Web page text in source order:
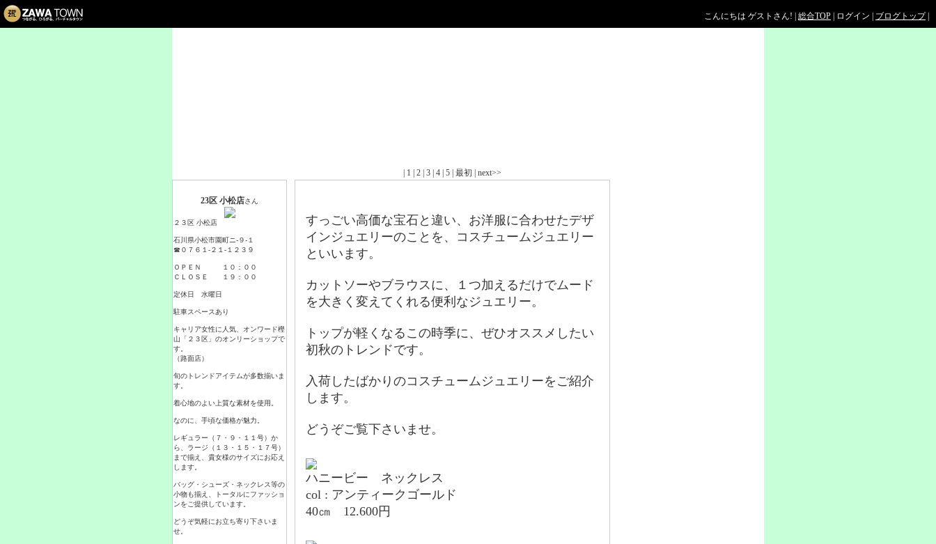
こんにちは ゲストさん! | 総合TOP | ログイン | ブログトップ|
23区 小松店さん
２３区 小松店
石川県小松市園町ニ-９-１
☎０７６１-２１-１２３９
ＯＰＥＮ １０：００
ＣＬＯＳＥ １９：００
定休日 水曜日
駐車スペースあり
キャリア女性に人気、オンワード樫
山「２３区」のオンリーショップで
す。
（路面店）
旬のトレンドアイテムが多数揃いま
す。
着心地のよい上質な素材を使用。
なのに、手頃な価格が魅力。
レギュラー（７・９・１１号）か
ら、ラージ（１３・１５・１７号）
まで揃え、貴女様のサイズにお応え
します。
バッグ・シューズ・ネックレス等の
小物も揃え、トータルにファッショ
ンをご提供しています。
どうぞ気軽にお立ち寄り下さいま
せ。
| 1 | 2 | 3 | 4 | 5 | 最初 | next>>
すっごい高価な宝石と違い、お洋服に合わせたデザ
インジュエリーのことを、コスチュームジュエリー
といいます。
カットソーやブラウスに、１つ加えるだけでムード
を大きく変えてくれる便利なジュエリー。
トップが軽くなるこの時季に、ぜひオススメしたい
初秋のトレンドです。
入荷したばかりのコスチュームジュエリーをご紹介
します。
どうぞご覧下さいませ。
ハニービー ネックレス
col : アンティークゴールド
40㎝ 12.600円